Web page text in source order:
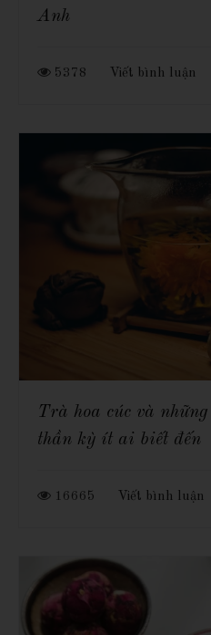
Anh
5378 Viết bình luận
Trà hoa cúc và
thần kỳ ít ai biết đến
16665 Viết bình luận